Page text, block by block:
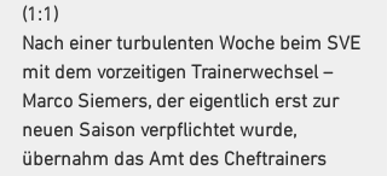
(1:1)
Nach einer turbulenten Woche beim SVE
mit dem vorzeitigen Trainerwechsel –
Marco Siemers, der eigentlich erst zur
neuen Saison verpflichtet wurde,
übernahm das Amt des Cheftrainers